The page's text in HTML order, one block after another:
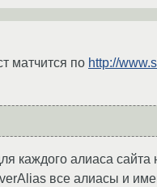
матчится по http://
каждого алиаса
все алиасы и